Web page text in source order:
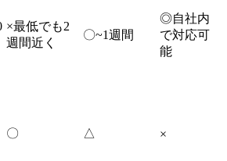
×最低でも2
週間近く
〇~1週間
◎自社内
で対応可
能
〇 △ ×